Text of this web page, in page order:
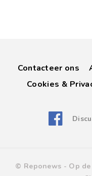
Contacteer ons
Cookies &
© Reponews - Op